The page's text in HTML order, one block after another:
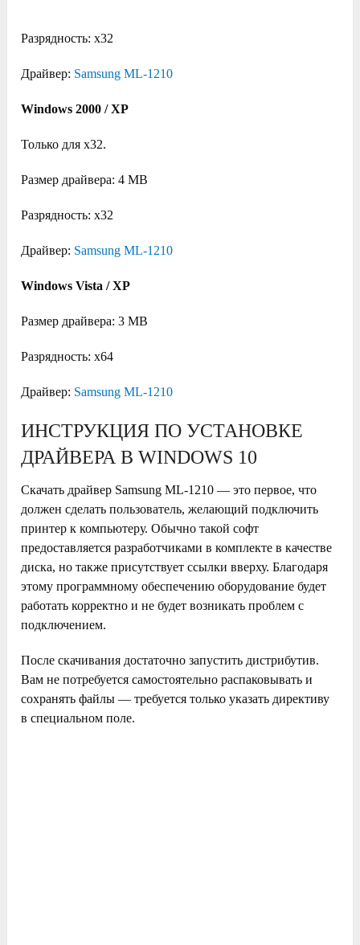
Разрядность: x32
Драйвер: Samsung ML-1210
Windows 2000 / XP
Только для x32.
Размер драйвера: 4 MB
Разрядность: x32
Драйвер: Samsung ML-1210
Windows Vista / XP
Размер драйвера: 3 MB
Разрядность: x64
Драйвер: Samsung ML-1210
ИНСТРУКЦИЯ ПО УСТАНОВКЕ
ДРАЙВЕРА В WINDOWS 10
Скачать драйвер Samsung ML-1210 — это первое, что
должен сделать пользователь, желающий подключить
принтер к компьютеру. Обычно такой софт
предоставляется разработчиками в комплекте в качестве
диска, но также присутствует ссылки вверху. Благодаря
этому программному обеспечению оборудование будет
работать корректно и не будет возникать проблем с
подключением.
После скачивания достаточно запустить дистрибутив.
Вам не потребуется самостоятельно распаковывать и
сохранять файлы — требуется только указать директиву
в специальном поле.